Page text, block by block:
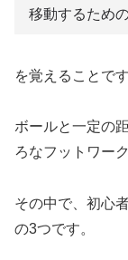
移動するため
を覚えることです
ボールと一定の
ろなフットワー
その中で、初心
の3つです。